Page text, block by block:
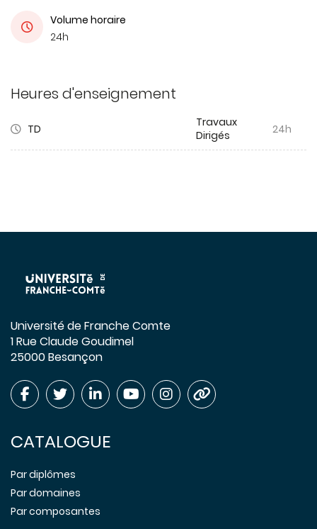
Volume horaire
24h
Heures d'enseignement
TD
Travaux
Dirigés
24h
Université de Franche Comte
1 Rue Claude Goudimel
25000 Besançon
CATALOGUE
Par diplômes
Par domaines
Par composantes